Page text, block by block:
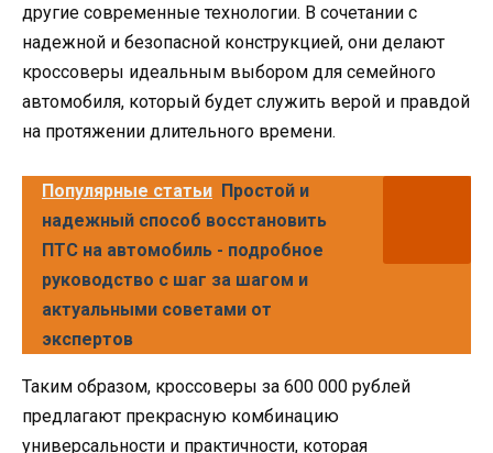
другие современные технологии. В сочетании с
надежной и безопасной конструкцией, они делают
кроссоверы идеальным выбором для семейного
автомобиля, который будет служить верой и правдой
на протяжении длительного времени.
Популярные статьи Простой и
надежный способ восстановить
ПТС на автомобиль - подробное
руководство с шаг за шагом и
актуальными советами от
экспертов
Таким образом, кроссоверы за 600 000 рублей
предлагают прекрасную комбинацию
универсальности и практичности, которая